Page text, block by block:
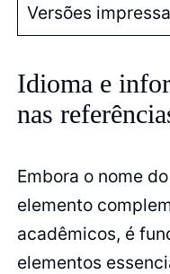
Versões
Idioma e
nas
Embora o nome
elemento
acadêmicos, é
elementos